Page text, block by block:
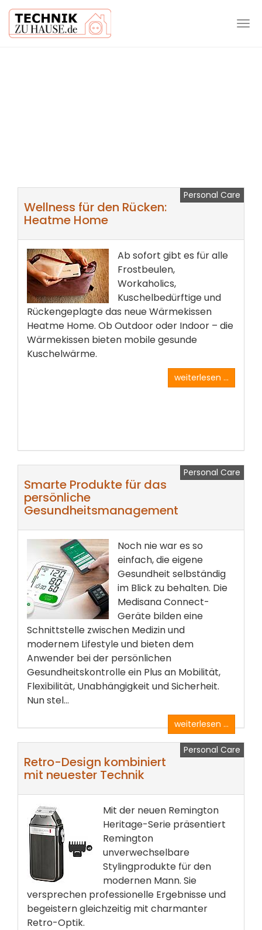
Personal Care
Wellness für den Rücken:
Heatme Home
Ab sofort gibt es für alle
Frostbeulen,
Workaholics,
Kuschelbedürftige und
Rückengeplagte das neue Wärmekissen
Heatme Home. Ob Outdoor oder Indoor – die
Wärmekissen bieten mobile gesunde
Kuschelwärme.
weiterlesen ...
Personal Care
Smarte Produkte für das
persönliche
Gesundheitsmanagement
Noch nie war es so
einfach, die eigene
Gesundheit selbständig
im Blick zu behalten. Die
Medisana Connect-
Geräte bilden eine
Schnittstelle zwischen Medizin und
modernem Lifestyle und bieten dem
Anwender bei der persönlichen
Gesundheitskontrolle ein Plus an Mobilität,
Flexibilität, Unabhängigkeit und Sicherheit.
Nun stel...
weiterlesen ...
Personal Care
Retro-Design kombiniert
mit neuester Technik
Mit der neuen Remington
Heritage-Serie präsentiert
Remington
unverwechselbare
Stylingprodukte für den
modernen Mann. Sie
versprechen professionelle Ergebnisse und
begeistern gleichzeitig mit charmanter
Retro-Optik.